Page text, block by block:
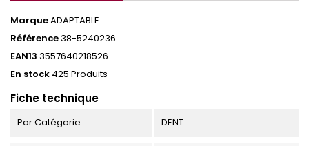
MarqueADAPTABLE
Référence38-5240236
EAN13 3557640218526
En stock 425 Produits
Fiche technique
Par Catégorie DENT